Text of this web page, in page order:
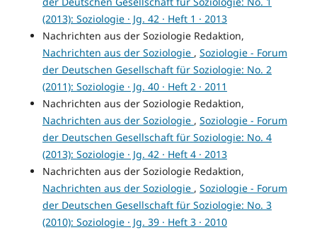
(2013): Soziologie · Jg. 42 · Heft 1 · 2013
Nachrichten aus der Soziologie Redaktion,
Nachrichten aus der Soziologie , Soziologie - Forum
der Deutschen Gesellschaft für Soziologie: No. 2
(2011): Soziologie · Jg. 40 · Heft 2 · 2011
Nachrichten aus der Soziologie Redaktion,
Nachrichten aus der Soziologie , Soziologie - Forum
der Deutschen Gesellschaft für Soziologie: No. 4
(2013): Soziologie · Jg. 42 · Heft 4 · 2013
Nachrichten aus der Soziologie Redaktion,
Nachrichten aus der Soziologie , Soziologie - Forum
der Deutschen Gesellschaft für Soziologie: No. 3
(2010): Soziologie · Jg. 39 · Heft 3 · 2010